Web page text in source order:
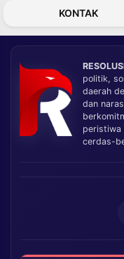
KONTAK
politik,
daerah
dan
peristiwa
cerdas-